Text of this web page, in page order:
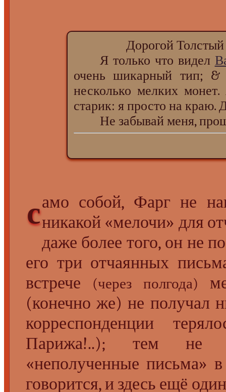
Дорогой Толстый
Я только что видел
очень шикарный тип;
несколько мелких
старик: я просто на краю.
Не забывай меня,
само собой, Фарг не
никакой «мелочи» для
даже более того, он не
его три отчаянных
встрече
(через полгода)
(конечно же) не получал
корреспонденции
Парижа!..); тем не
«неполученные письма»
говорится, и здесь ещё